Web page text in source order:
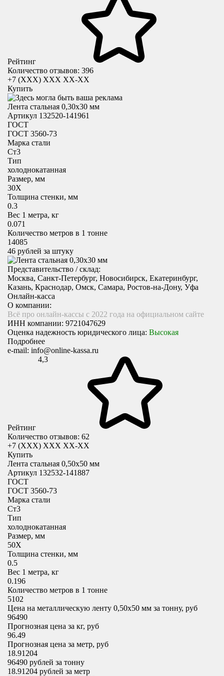
Рейтинг
Количество отзывов: 396
+7 (XXX) ХХХ ХХ-ХХ
Купить
Лента стальная 0,30х30 мм
Артикул 132520-141961
ГОСТ
ГОСТ 3560-73
Марка стали
Ст3
Тип
холоднокатанная
Размер, мм
30X
Толщина стенки, мм
0.3
Вес 1 метра, кг
0.071
Количество метров в 1 тонне
14085
46 рублей за штуку
Представительство / склад:
Москва, Санкт-Петербург, Новосибирск, Екатеринбург,
Казань, Краснодар, Омск, Самара, Ростов-на-Дону, Уфа
Онлайн-касса
О компании:
Всё про онлайн-кассы с 2022 года на официальном сайте
ИНН компании: 9721047629
Оценка надежность юридического лица: Высокая
Подробнее
e-mail: info@online-kassa.ru
Рейтинг
4,3
Количество отзывов: 62
+7 (XXX) ХХХ ХХ-ХХ
Купить
Лента стальная 0,50х50 мм
Артикул 132532-141887
ГОСТ
ГОСТ 3560-73
Марка стали
Ст3
Тип
холоднокатанная
Размер, мм
50X
Толщина стенки, мм
0.5
Вес 1 метра, кг
0.196
Количество метров в 1 тонне
5102
Цена на металлическую ленту 0,50х50 мм за тонну, руб
96490
Прогнозная цена за кг, руб
96.49
Прогнозная цена за метр, руб
18.91204
96490 рублей за тонну
18.91204 рублей за метр